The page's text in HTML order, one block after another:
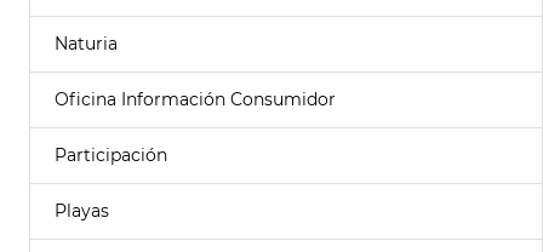
Naturia
Oficina Información Consumidor
Participación
Playas